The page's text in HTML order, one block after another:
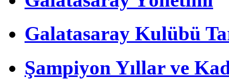
Galatasaray Kulübü
Şampiyon Yıllar ve